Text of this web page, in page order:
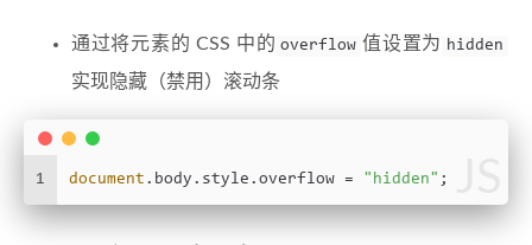
通过将元素的 CSS 中的 overflow 值设置为 hidden
实现隐藏（禁用）滚动条
1 document . body . style . overflow = "hidden" ;